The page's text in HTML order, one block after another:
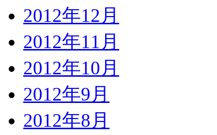
2012年12月
2012年11月
2012年10月
2012年9月
2012年8月